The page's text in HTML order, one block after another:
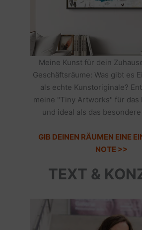
Meine Kunst für dein
Geschäftsräume: Was gibt es
als echte Kunstoriginale?
meine "Tiny Artworks" für das
und ideal als das
GIB DEINEN RÄUMEN EINE
NOTE >>
TEXT &